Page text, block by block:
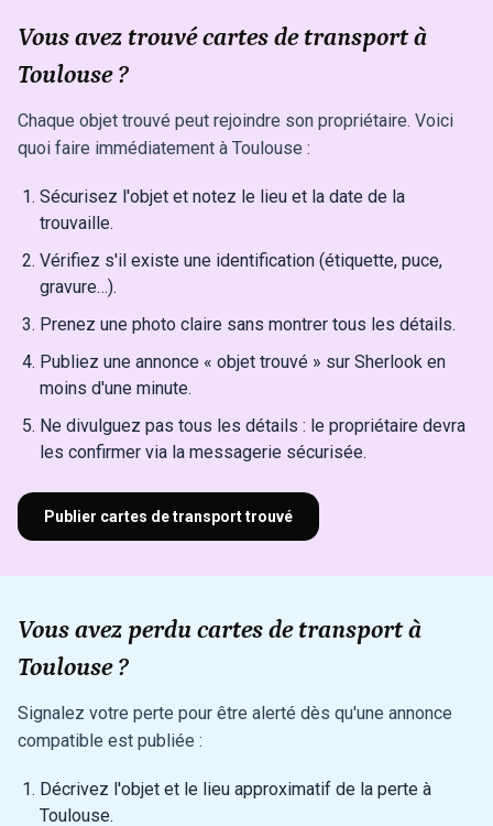
Vous avez trouvé cartes de transport à
Toulouse ?
Chaque objet trouvé peut rejoindre son propriétaire. Voici
quoi faire immédiatement à Toulouse :
Sécurisez l'objet et notez le lieu et la date de la
trouvaille.
Vérifiez s'il existe une identification (étiquette, puce,
gravure…).
Prenez une photo claire sans montrer tous les détails.
Publiez une annonce « objet trouvé » sur Sherlook en
moins d'une minute.
Ne divulguez pas tous les détails : le propriétaire devra
les confirmer via la messagerie sécurisée.
Publier cartes de transport trouvé
Vous avez perdu cartes de transport à
Toulouse ?
Signalez votre perte pour être alerté dès qu'une annonce
compatible est publiée :
Décrivez l'objet et le lieu approximatif de la perte à
Toulouse.